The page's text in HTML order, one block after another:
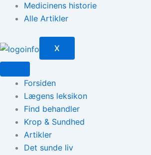
Medicinens historie
Alle Artikler
X
Forsiden
Lægens leksikon
Find behandler
Krop & Sundhed
Artikler
Det sunde liv